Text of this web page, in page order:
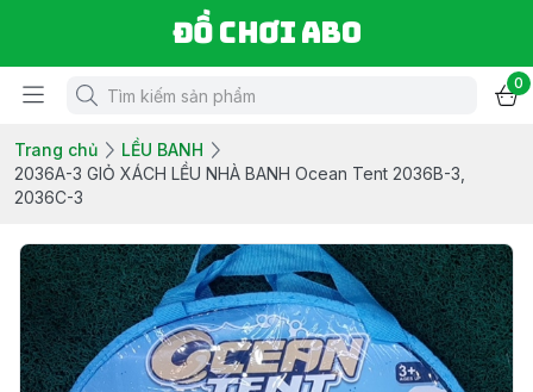
Đồ chơi ABO
0
Trang chủ
LỀU BANH
2036A-3 GIỎ XÁCH LỀU NHÀ BANH Ocean Tent 2036B-3,
2036C-3